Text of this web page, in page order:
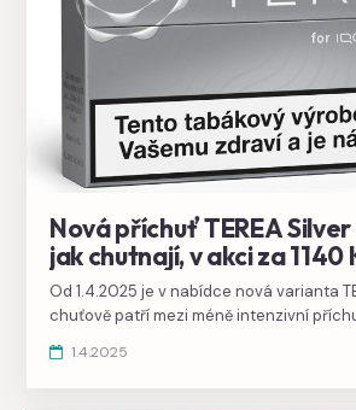
Nová příchuť TEREA
jak chutnají, v akci za 1140
Od 1.4.2025 je v nabídce nová varianta
chuťově patří mezi méně intenzivní
karton.
1.4.2025